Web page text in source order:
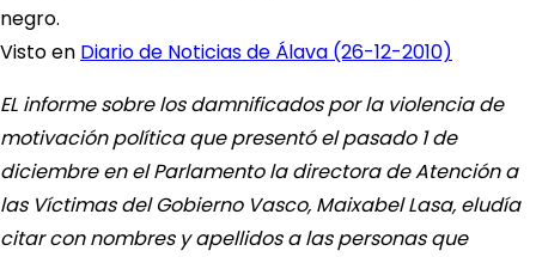
negro.
Visto en Diario de Noticias de Álava (26-12-2010)
EL informe sobre los damnificados por la violencia de
motivación política que presentó el pasado 1 de
diciembre en el Parlamento la directora de Atención a
las Víctimas del Gobierno Vasco, Maixabel Lasa, eludía
citar con nombres y apellidos a las personas que